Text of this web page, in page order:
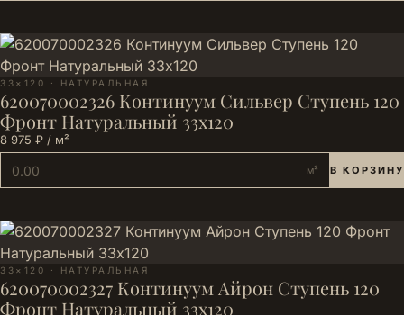
33×120 · НАТУРАЛЬНАЯ
620070002326 Континуум Сильвер Ступень 120
Фронт Натуральный 33х120
8 975 ₽ / м²
м² В КОРЗИНУ
33×120 · НАТУРАЛЬНАЯ
620070002327 Континуум Айрон Ступень 120
Фронт Натуральный 33х120